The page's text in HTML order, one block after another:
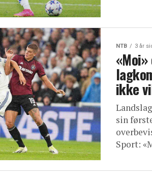
NTB 3 år
ikke
sin
Sport: